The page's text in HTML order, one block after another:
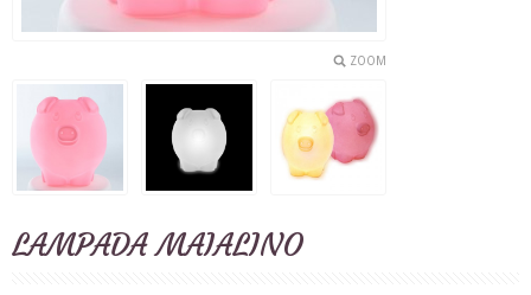
ZOOM
LAMPADA MAIALINO